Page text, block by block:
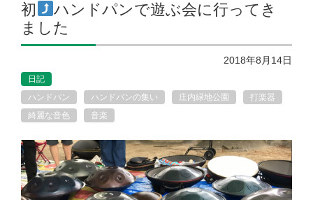
初
ハンドパンで遊ぶ会に行ってき
ました
2018年8月14日
日記
ハンドパン
ハンドパンの集い 庄内緑地公園
打楽器
綺麗な音色
音楽